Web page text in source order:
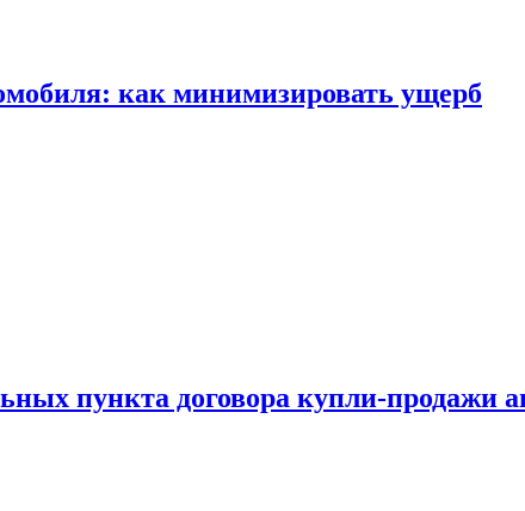
как минимизировать ущерб
пункта договора купли-продажи